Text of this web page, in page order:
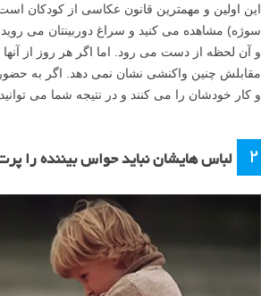
این اولین و مهمترین قانون عکاسی از کودکان
سوژه) مشاهده می کنید و سراغ دوربینتان می
و آن لحظه از دست می رود. اما اگر هر روز از
مقابلش چنین واکنشی نشان نمی دهد. اگر به
و کار خودشان را می کنند و در نتیجه شما می
۲ لباس هایشان نباید حواس بیننده را